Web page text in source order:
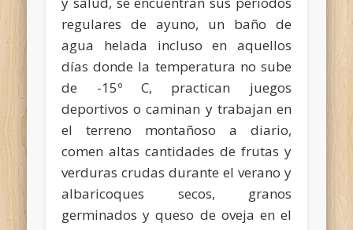
regulares de ayuno, un baño de
agua helada incluso en aquellos
días donde la temperatura no sube
de -15º C, practican juegos
deportivos o caminan y trabajan en
el terreno montañoso a diario,
comen altas cantidades de frutas y
verduras crudas durante el verano y
albaricoques secos, granos
germinados y queso de oveja en el